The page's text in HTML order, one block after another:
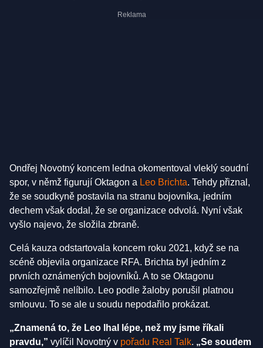
Ondřej Novotný koncem ledna okomentoval vleklý soudní
spor, v němž figurují Oktagon a Leo Brichta. Tehdy přiznal,
že se soudkyně postavila na stranu bojovníka, jedním
dechem však dodal, že se organizace odvolá. Nyní však
vyšlo najevo, že složila zbraně.
Celá kauza odstartovala koncem roku 2021, když se na
scéně objevila organizace RFA. Brichta byl jedním z
prvních oznámených bojovníků. A to se Oktagonu
samozřejmě nelíbilo. Leo podle žaloby porušil platnou
smlouvu. To se ale u soudu nepodařilo prokázat.
„Znamená to, že Leo lhal lépe, než my jsme říkali
pravdu,” vylíčil Novotný v pořadu Real Talk. „Se soudem